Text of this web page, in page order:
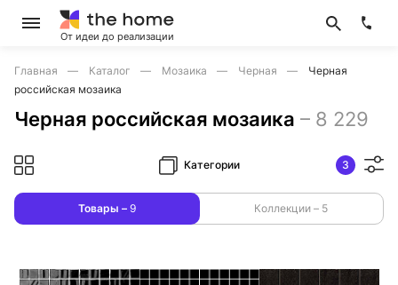
От идеи до реализации
Главная Каталог Мозаика Черная
Черная
российская мозаика
Черная российская мозаика – 8 229
Категории 3
Товары – 9 Коллекции – 5